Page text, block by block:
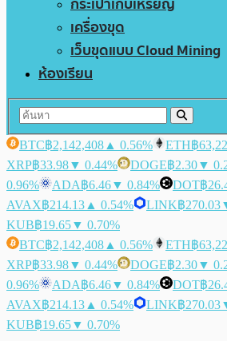
เครื่องขุด
เว็บขุดแบบ Cloud Mining
ห้องเรียน
BTC฿2,142,408 ▲ 0.56% ETH฿
XRP฿33.98▼ 0.44% DOGE฿2.30▼
0.96%
ADA฿6.46▼ 0.84% DOT฿
AVAX฿214.13 ▲ 0.54% LINK฿270.03
KUB฿19.65▼ 0.70%
BTC฿2,142,408 ▲ 0.56% ETH฿
XRP฿33.98▼ 0.44% DOGE฿2.30▼
0.96%
ADA฿6.46▼ 0.84% DOT฿
AVAX฿214.13 ▲ 0.54% LINK฿270.03
KUB฿19.65▼ 0.70%